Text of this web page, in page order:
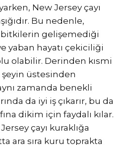
New Jersey çayı
Bu nedenle,
gelişemediği
yaban hayatı çekiciliği
olabilir. Derinden kısmi
üstesinden
zamanda benekli
da iyi iş çıkarır, bu da
dikim için faydalı kılar.
çayı kuraklığa
ara sıra kuru toprakta